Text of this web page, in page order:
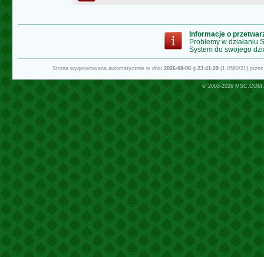
Informacje o
Problemy w działaniu
System do swojego
Strona wygenerowana automatycznie w dniu 2026-08-08g.23:41:29(1.0560/21)
© 2003-2026